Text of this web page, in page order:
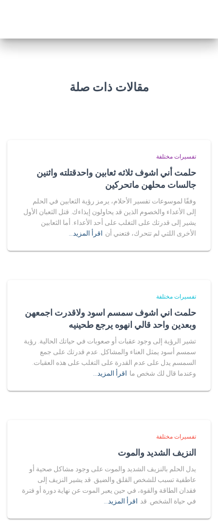
مقالات ذات صلة
تفسيرات مختلفة
حلمت أني اشوف ثلاثه ثعابين واحدقتلته واثنين
جالسات محلهن ماتحركين
وفقًا لموسوعات تفسير الأحلام، يرمز رؤية الثعابين في الحلم
إلى الأعداء والخصوم الذين قد يحاولون إيذاءك. قتل الثعبان الأول
يشير إلى قدرتك على التغلب على أحد الأعداء. أما الثعابين
الأخرى اللتي لم تتحرك، فتعني أن اقرأ المزيد…
تفسيرات مختلفة
حلمت اني اشوف سمسم اسود ولاقدرت اجمعهن
وبعدين واحد قالي انهوه يرجع طحينيه
تشير الرؤية إلى وجود عقبات أو صعوبات في حياتك الحالية. رؤية
سمسم أسود يمثل العناء والمشاكل. عدم قدرتك على جمع
السمسم يدل على عدم القدرة على التغلب على هذه العقبات.
وعندما قال لك شخص ما اقرأ المزيد…
تفسيرات مختلفة
النزيف الشديد والموت
يدل الحلم بالنزيف الشديد والموت على وجود مشاكل صحية أو
عاطفية تسبب للشخص القلق والضيق. قد يشير النزيف إلى
فقدان الطاقة والقوة، في حين يعبر الموت عن نهاية دورة أو فترة
في حياة الشخص. قد اقرأ المزيد…